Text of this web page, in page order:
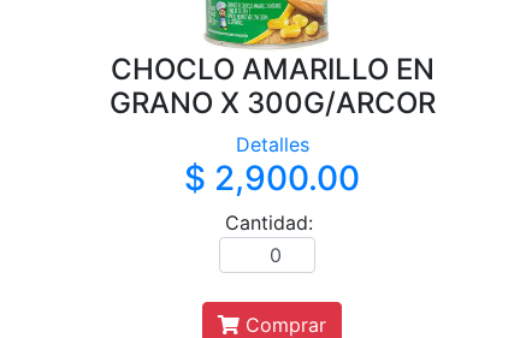
CHOCLO AMARILLO EN
GRANO X 300G/ARCOR
Detalles
$ 2,900.00
Cantidad:
Comprar